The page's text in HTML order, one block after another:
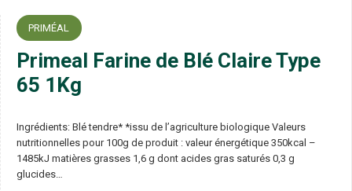
PRIMÉAL
Primeal Farine de Blé Claire Type
65 1Kg
Ingrédients: Blé tendre* *issu de l’agriculture biologique Valeurs
nutritionnelles pour 100g de produit : valeur énergétique 350kcal –
1485kJ matières grasses 1,6 g dont acides gras saturés 0,3 g
glucides…